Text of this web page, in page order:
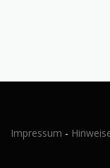
Impressum -